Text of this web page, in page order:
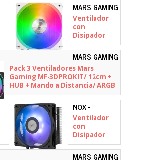
MARS GAMING
-
MCPUX4ARGBW
Ventilador
con
Disipador
Mars Gaming
MCPU-
X4ARGB/
12cm/ Blanco
MARS GAMING
-
MF3DPROKIT
Pack 3 Ventiladores Mars
Gaming MF-3DPROKIT/ 12cm +
HUB + Mando a Distancia/ ARGB
NOX -
Ventilador
con
Disipador
Nox Hummer
R-400 ARGB/
MARS GAMING